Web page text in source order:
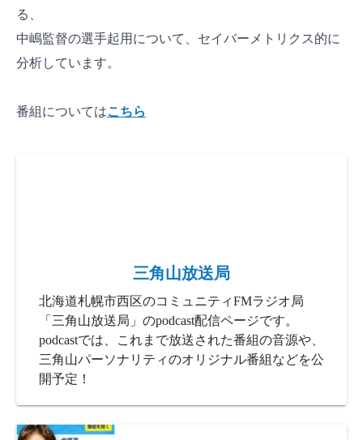
る、
中嶋監督の選手起用について、セイバーメトリクス的に
分析しています。
番組についてはこちら
三角山放送局
北海道札幌市西区のコミュニティFMラジオ局
「三角山放送局」のpodcast配信ページです。
podcastでは、これまで放送された番組の音源や、
三角山パーソナリティのオリジナル番組などを公
開予定！